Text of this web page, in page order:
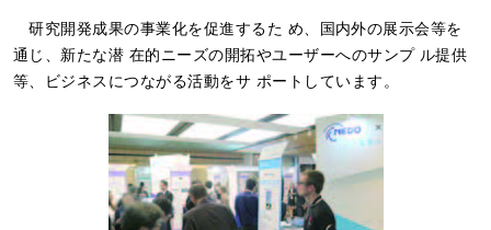
研究開発成果の事業化を促進するた め、国内外の展示会等を
通じ、新たな潜 在的ニーズの開拓やユーザーへのサンプ ル提供
等、ビジネスにつながる活動をサ ポートしています。